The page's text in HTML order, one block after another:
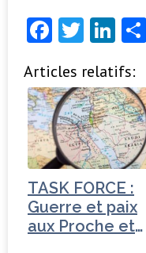
F
c
e
b
o
o
k
T
it
t
e
r
Li
k
e
dI
n
Articles relatifs:
TASK FORCE :
Guerre et paix
aux Proche et